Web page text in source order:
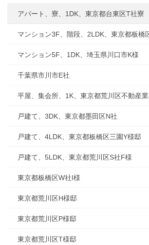
アパート、寮、1DK、東京都台東区T社寮
マンション3F、階段、2LDK、東京都板橋
マンション5F、1DK、埼玉県川口市K様
千葉県市川市E社
平屋、集会所、1K、東京都荒川区不動産
戸建て、3DK、東京都墨田区N社
戸建て、4LDK、東京都板橋区三園Y様邸
戸建て、5LDK、東京都荒川区S社F様
東京都板橋区W社I様
東京都荒川区H様邸
東京都荒川区P様邸
東京都荒川区T様邸